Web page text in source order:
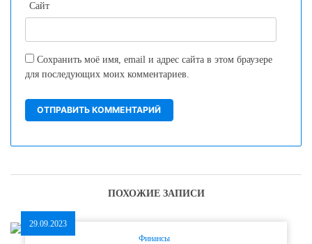
Сайт
Сохранить моё имя, email и адрес сайта в этом браузере
для последующих моих комментариев.
ПОХОЖИЕ ЗАПИСИ
29.09.2023
Финансы